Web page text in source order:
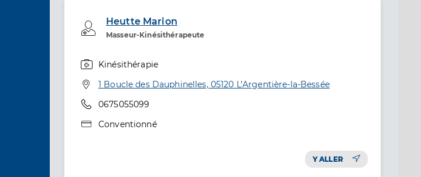
Heutte Marion
Masseur-Kinésithérapeute
Professionel de santé
Kinésithérapie
Adresse
1 Boucle des Dauphinelles, 05120 L’Argentière-la-Bessée
Téléphone
0675055099
Type de convention
Conventionné
Y ALLER